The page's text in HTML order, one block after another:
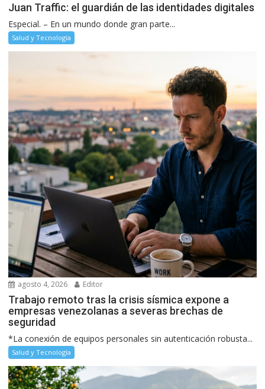
Juan Traffic: el guardián de las identidades digitales
Especial. – En un mundo donde gran parte...
Salud y Tecnología
agosto 4, 2026 Editor
Trabajo remoto tras la crisis sísmica expone a
empresas venezolanas a severas brechas de
seguridad
*La conexión de equipos personales sin autenticación robusta...
Salud y Tecnología